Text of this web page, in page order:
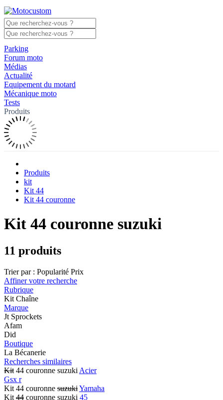
Parking
Forum moto
Médias
Actualité
Equipement du motard
Mécanique moto
Tests
Produits
Produits
kit
Kit 44
Kit 44 couronne
Kit 44 couronne suzuki
11 produits
Trier par : Popularité Prix
Affiner votre recherche
Rubrique
Kit Chaîne
Marque
Jt Sprockets
Afam
Did
Boutique
La Bécanerie
Recherches similaires
Kit 44 couronne suzuki Acier
Gsx r
Kit 44 couronne suzukiYamaha
Kit 44 couronne suzuki 45